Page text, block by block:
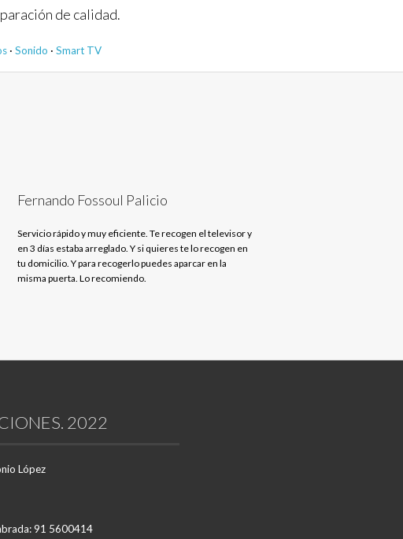
de calidad.
· Sonido · Smart TV
Fernando Fossoul Palicio
Servicio rápido y muy eficiente. Te recogen el televisor y
en 3 días estaba arreglado. Y si quieres te lo recogen en
tu domicilio. Y para recogerlo puedes aparcar en la
misma puerta. Lo recomiendo.
2022
López
91 5600414